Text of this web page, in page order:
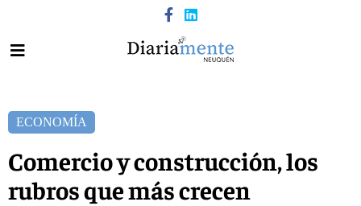
ECONOMÍA
Comercio y construcción, los
rubros que más crecen